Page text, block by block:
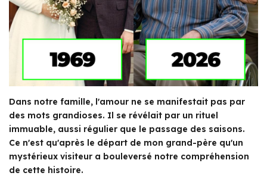
Dans notre famille, l'amour ne se manifestait pas par
des mots grandioses. Il se révélait par un rituel
immuable, aussi régulier que le passage des saisons.
Ce n'est qu'après le départ de mon grand-père qu'un
mystérieux visiteur a bouleversé notre compréhension
de cette histoire.